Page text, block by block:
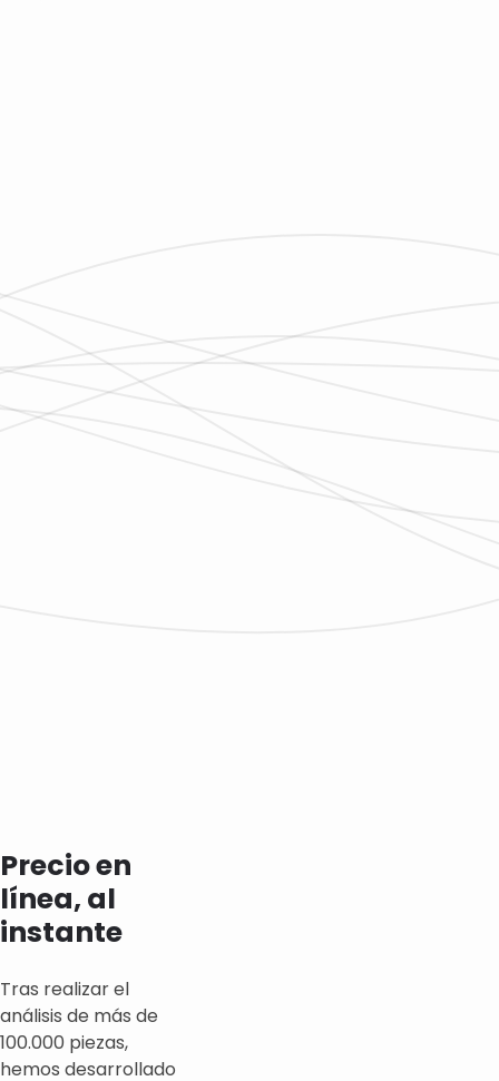
Precio en
línea, al
instante
Tras realizar el
análisis de más de
100.000 piezas,
hemos desarrollado